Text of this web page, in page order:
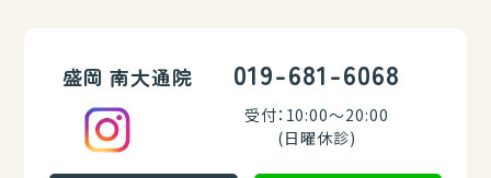
盛岡 南大通院 019-681-6068
受付：10:00～20:00
(日曜休診)